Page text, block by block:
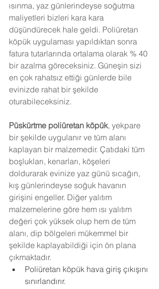
ısınma, yaz günlerindeyse soğutma
maliyetleri bizleri kara kara
düşündürecek hale geldi. Poliüretan
köpük uygulaması yapıldıktan sonra
fatura tutarlarında ortalama olarak % 40
bir azalma göreceksiniz. Güneşin sizi
en çok rahatsız ettiği günlerde bile
evinizde rahat bir şekilde
oturabileceksiniz.
Püskürtme poliüretan köpük, yekpare
bir şekilde uygulanır ve tüm alanı
kaplayan bir malzemedir. Çatıdaki tüm
boşlukları, kenarları, köşeleri
doldurarak evinize yaz günü sıcağın,
kış günlerindeyse soğuk havanın
girişini engeller. Diğer yalıtım
malzemelerine göre hem ısı yalıtım
değeri çok yüksek olup hem de tüm
alanı, dip bölgeleri mükemmel bir
şekilde kaplayabildiği için ön plana
çıkmaktadır.
Poliüretan köpük hava giriş çıkışını
sınırlandırır.